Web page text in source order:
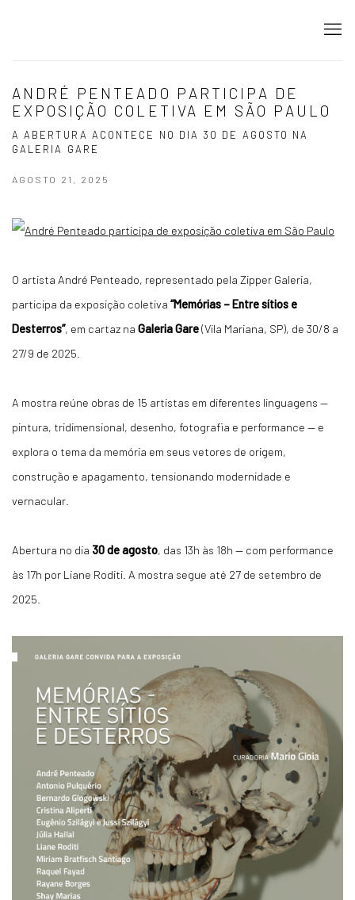
ANDRÉ PENTEADO PARTICIPA DE
EXPOSIÇÃO COLETIVA EM SÃO PAULO
A ABERTURA ACONTECE NO DIA 30 DE AGOSTO NA
GALERIA GARE
AGOSTO 21, 2025
O artista André Penteado, representado pela Zipper Galeria,
participa da exposição coletiva “Memórias – Entre sítios e
Desterros”, em cartaz na Galeria Gare(Vila Mariana, SP), de 30/8 a
27/9 de 2025.
A mostra reúne obras de 15 artistas em diferentes linguagens —
pintura, tridimensional, desenho, fotografia e performance — e
explora o tema da memória em seus vetores de origem,
construção e apagamento, tensionando modernidade e
vernacular.
Abertura no dia 30 de agosto, das 13h às 18h — com performance
às 17h por Liane Roditi. A mostra segue até 27 de setembro de
2025.